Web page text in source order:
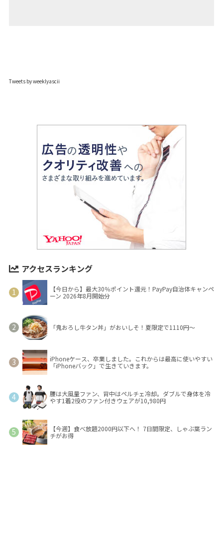
Tweets by weeklyascii
アクセスランキング
【今日から】最大30％ポイント還元！PayPay自治体キャンペ
ーン 2026年8月開始分
「鬼おろし牛タン丼」がおいしそ！夏限定で1110円～
iPhoneケース、卒業しました。これからは最高に使いやすい
「iPhoneバック」で生きていきます。
腰は大風量ファン、背中はペルチェ冷却。ダブルで身体を冷
やす1着2役のファン付きウェアが10,980円
【今週】食べ放題2000円以下へ！ 7日間限定、しゃぶ葉ラン
チがお得